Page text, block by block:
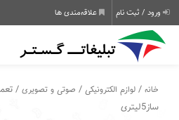
ورود / ثبت نام علاقه‌مندی ها
خانه /لوازم الکترونیکی / صوتی و تصویری /
ساز5لیتری